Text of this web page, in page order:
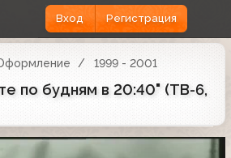
Вход Регистрация
1999 - 2001
по будням в 20:40" (ТВ-6,